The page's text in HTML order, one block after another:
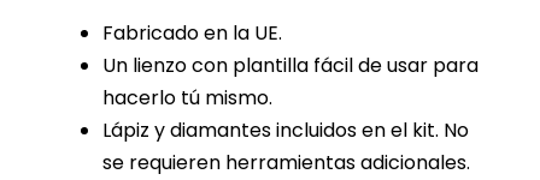
Fabricado en la UE.
Un lienzo con plantilla fácil de usar para
hacerlo tú mismo.
Lápiz y diamantes incluidos en el kit. No
se requieren herramientas adicionales.